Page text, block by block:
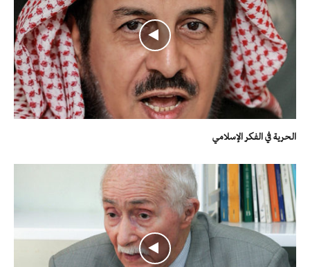
الحرية في الفكر الإسلامي